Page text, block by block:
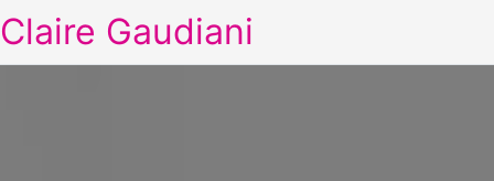
Claire Gaudiani